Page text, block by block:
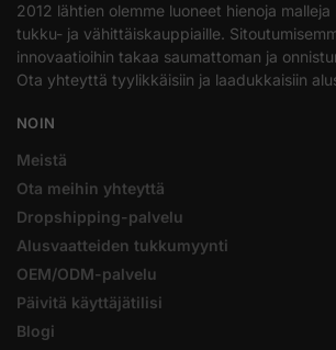
2012 lähtien olemme luoneet hienoja malleja
tukku- ja vähittäiskauppiaille.
innovaatioihin takaa saumattoman ja
Ota yhteyttä tyylikkäisiin ja laadukkaisiin
NOIN
Meistä
Ota meihin yhteyttä
Dropshipping-palvelu
Alusvaatteiden tukkumyynti
OEM/ODM-palvelu
Päivitä käyttäjätilisi
Blogi